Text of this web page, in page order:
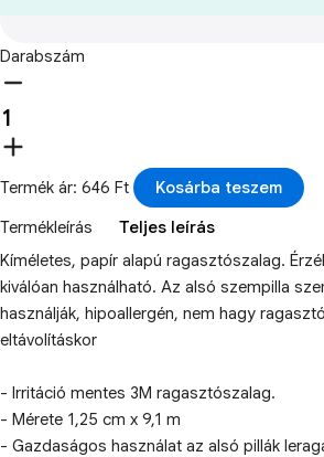
Darabszám
Termék ár: 646 Ft
Kosárba teszem
Termékleírás
Teljes leírás
Kíméletes, papír alapú ragasztószalag.
kiválóan használható. Az alsó szempilla
használják, hipoallergén, nem hagy
eltávolításkor
- Irritáció mentes 3M ragasztószalag.
- Mérete 1,25 cm x 9,1 m
- Gazdaságos használat az alsó pillák